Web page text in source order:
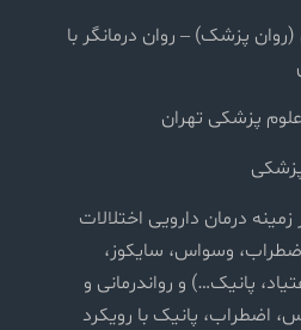
پزشک) – روان درمانگر با
پزشکی تهران
در زمینه درمان دارویی اختلالات
وسواس، سایکوز،
پانیک…) و رواندرمانی و
اضطراب، پانیک با رویکرد